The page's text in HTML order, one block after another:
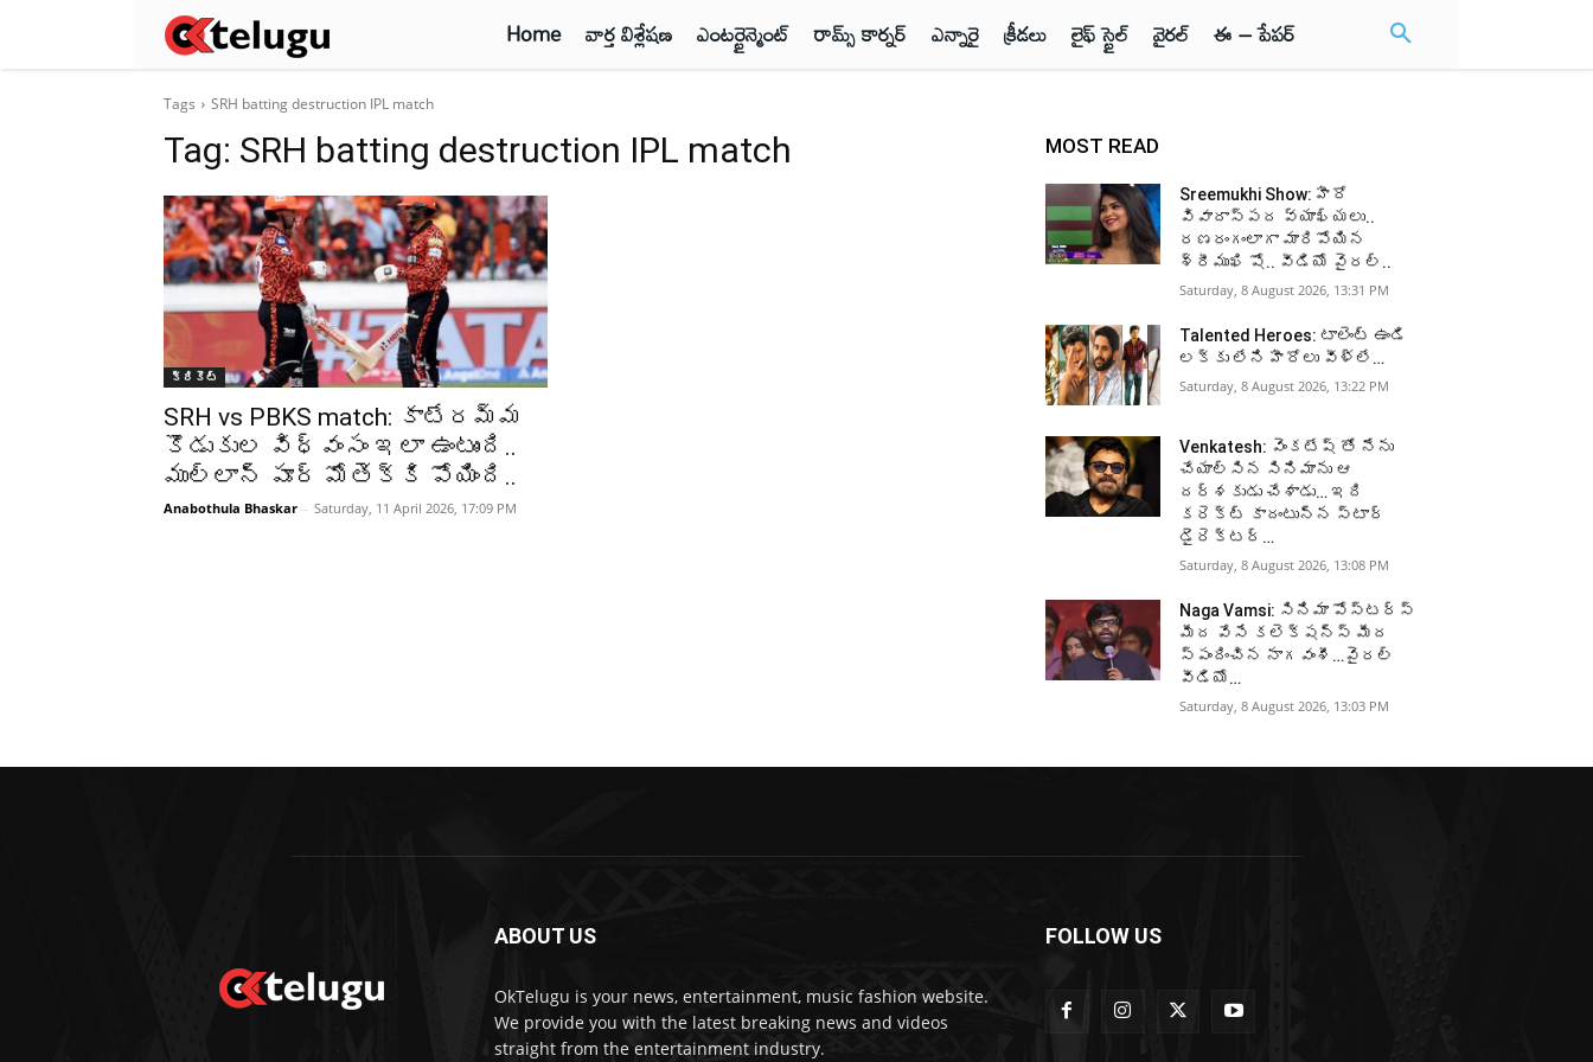
Home వార్త విశ్లేషణ ఎంటర్టైన్మెంట్ రామ్స్ కార్నర్ ఎన్నారై క్రీడలు లైఫ్ స్టైల్ వైరల్ ఈ – పేపర్
Tags SRH batting destruction IPL match
Tag: SRH batting destruction IPL match
క్రికెట్‌
SRH vs PBKS match: కాటేరమ్మ
కొడుకుల విధ్వంసం ఇలా ఉంటుంది..
ముల్లాన్ పూర్ మోతెక్కి పోయింది..
Anabothula Bhaskar - Saturday, 11 April 2026, 17:09 PM
MOST READ
Sreemukhi Show: హీరో
వివాదాస్పద వ్యాఖ్యలు..
రణరంగంలాగా మారిపోయిన
శ్రీముఖి షో.. వీడియో వైరల్..
Saturday, 8 August 2026, 13:31 PM
Talented Heroes: టాలెంట్ ఉండి
లక్కు లేని హీరోలు వీళ్లే…
Saturday, 8 August 2026, 13:22 PM
Venkatesh: వెంకటేష్ తో నేను
చేయాల్సిన సినిమాను ఆ
దర్శకుడు చేశాడు… ఇది
కరెక్ట్ కాదంటున్న స్టార్
డైరెక్టర్…
Saturday, 8 August 2026, 13:08 PM
Naga Vamsi: సినిమా పోస్టర్స్
మీద వేసే కలెక్షన్స్ మీద
స్పందించిన నాగవంశీ…వైరల్
వీడియో…
Saturday, 8 August 2026, 13:03 PM
ABOUT US
OkTelugu is your news, entertainment, music fashion website.
We provide you with the latest breaking news and videos
straight from the entertainment industry.
FOLLOW US